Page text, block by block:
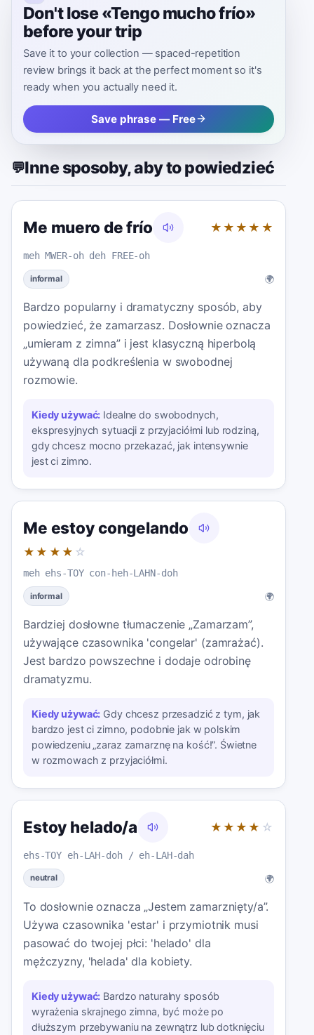
Don't lose «Tengo mucho frío»
before your trip
Save it to your collection — spaced-repetition
review brings it back at the perfect moment so it's
ready when you actually need it.
Save phrase — Free
💬Inne sposoby, aby to powiedzieć
Me muero de frío ★★★★★
meh MWER-oh deh FREE-oh
informal 🌍
Bardzo popularny i dramatyczny sposób, aby
powiedzieć, że zamarzasz. Dosłownie oznacza
„umieram z zimna” i jest klasyczną hiperbolą
używaną dla podkreślenia w swobodnej
rozmowie.
Kiedy używać: Idealne do swobodnych,
ekspresyjnych sytuacji z przyjaciółmi lub rodziną,
gdy chcesz mocno przekazać, jak intensywnie
jest ci zimno.
Me estoy congelando
★★★★ ☆
meh ehs-TOY con-heh-LAHN-doh
informal 🌍
Bardziej dosłowne tłumaczenie „Zamarzam”,
używające czasownika 'congelar' (zamrażać).
Jest bardzo powszechne i dodaje odrobinę
dramatyzmu.
Kiedy używać: Gdy chcesz przesadzić z tym, jak
bardzo jest ci zimno, podobnie jak w polskim
powiedzeniu „zaraz zamarznę na kość!”. Świetne
w rozmowach z przyjaciółmi.
Estoy helado/a ★★★★ ☆
ehs-TOY eh-LAH-doh / eh-LAH-dah
neutral 🌍
To dosłownie oznacza „Jestem zamarznięty/a”.
Używa czasownika 'estar' i przymiotnik musi
pasować do twojej płci: 'helado' dla
mężczyzny, 'helada' dla kobiety.
Kiedy używać: Bardzo naturalny sposób
wyrażenia skrajnego zimna, być może po
dłuższym przebywaniu na zewnątrz lub dotknięciu